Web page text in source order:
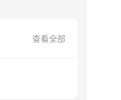
查看全部